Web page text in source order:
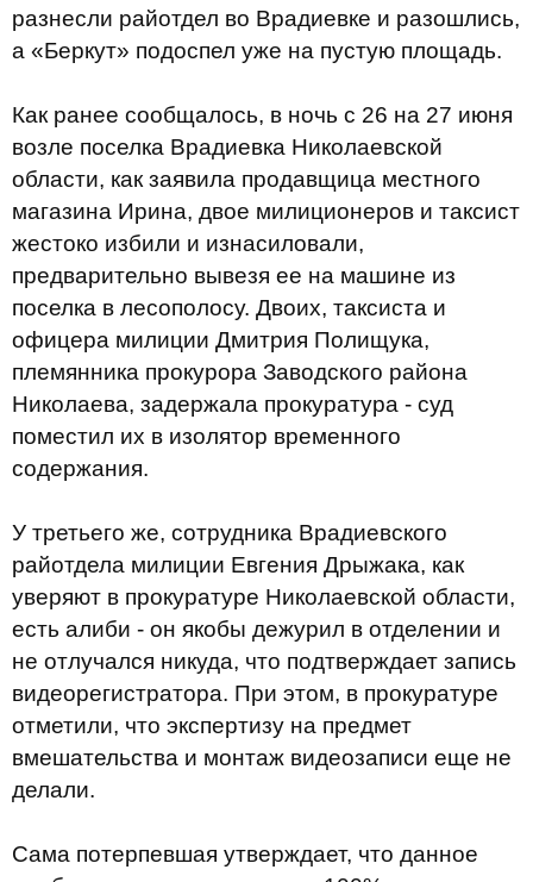
разнесли райотдел во Врадиевке и разошлись,
а «Беркут» подоспел уже на пустую площадь.
Как ранее сообщалось, в ночь с 26 на 27 июня
возле поселка Врадиевка Николаевской
области, как заявила продавщица местного
магазина Ирина, двое милиционеров и таксист
жестоко избили и изнасиловали,
предварительно вывезя ее на машине из
поселка в лесополосу. Двоих, таксиста и
офицера милиции Дмитрия Полищука,
племянника прокурора Заводского района
Николаева, задержала прокуратура - суд
поместил их в изолятор временного
содержания.
У третьего же, сотрудника Врадиевского
райотдела милиции Евгения Дрыжака, как
уверяют в прокуратуре Николаевской области,
есть алиби - он якобы дежурил в отделении и
не отлучался никуда, что подтверждает запись
видеорегистратора. При этом, в прокуратуре
отметили, что экспертизу на предмет
вмешательства и монтаж видеозаписи еще не
делали.
Сама потерпевшая утверждает, что данное